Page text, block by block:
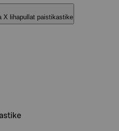
X lihapullat paistikastike